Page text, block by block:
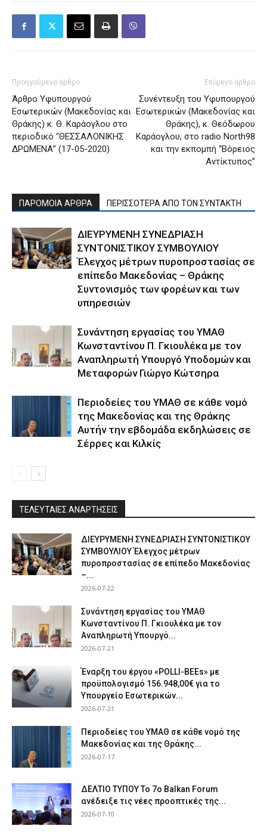
Προηγούμενο άρθρο
Άρθρο Υφυπουργού
Εσωτερικών (Μακεδονίας και
Θράκης) κ. Θ. Καράογλου στο
περιοδικό “ΘΕΣΣΑΛΟΝΙΚΗΣ
ΔΡΩΜΕΝΑ” (17-05-2020)
Επόμενο άρθρο
Συνέντευξη του Υφυπουργού
Εσωτερικών (Μακεδονίας και
Θράκης), κ. Θεόδωρου
Καράογλου, στο radio North98
και την εκπομπή “Βόρειος
Αντίκτυπος”
ΠΑΡΟΜΟΙΑ ΑΡΘΡΑ ΠΕΡΙΣΣΟΤΕΡΑ ΑΠΟ ΤΟΝ ΣΥΝΤΑΚΤΗ
ΔΙΕΥΡΥΜΕΝΗ ΣΥΝΕΔΡΙΑΣΗ
ΣΥΝΤΟΝΙΣΤΙΚΟΥ ΣΥΜΒΟΥΛΙΟΥ
Έλεγχος μέτρων πυροπροστασίας σε
επίπεδο Μακεδονίας – Θράκης
Συντονισμός των φορέων και των
υπηρεσιών
Συνάντηση εργασίας του ΥΜΑΘ
Κωνσταντίνου Π. Γκιουλέκα με τον
Αναπληρωτή Υπουργό Υποδομών και
Μεταφορών Γιώργο Κώτσηρα
Περιοδείες του ΥΜΑΘ σε κάθε νομό
της Μακεδονίας και της Θράκης
Αυτήν την εβδομάδα εκδηλώσεις σε
Σέρρες και Κιλκίς
ΤΕΛΕΥΤΑΙΕΣ ΑΝΑΡΤΗΣΕΙΣ
ΔΙΕΥΡΥΜΕΝΗ ΣΥΝΕΔΡΙΑΣΗ ΣΥΝΤΟΝΙΣΤΙΚΟΥ
ΣΥΜΒΟΥΛΙΟΥ Έλεγχος μέτρων
πυροπροστασίας σε επίπεδο Μακεδονίας
–...
2026-07-22
Συνάντηση εργασίας του ΥΜΑΘ
Κωνσταντίνου Π. Γκιουλέκα με τον
Αναπληρωτή Υπουργό...
2026-07-21
Έναρξη του έργου «POLLI-BEEs» με
προϋπολογισμό 156.948,00€ για το
Υπουργείο Εσωτερικών...
2026-07-21
Περιοδείες του ΥΜΑΘ σε κάθε νομό της
Μακεδονίας και της Θράκης...
2026-07-17
ΔΕΛΤΙΟ ΤΥΠΟΥ Το 7ο Balkan Forum
ανέδειξε τις νέες προοπτικές της...
2026-07-10